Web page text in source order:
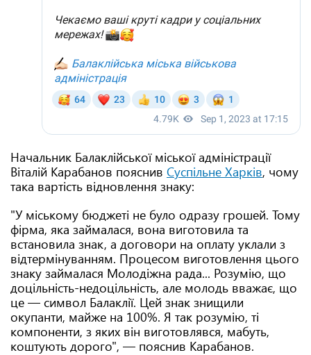
Начальник Балаклійської міської адміністрації
Віталій Карабанов пояснив Суспільне Харків, чому
така вартість відновлення знаку:
"У міському бюджеті не було одразу грошей. Тому
фірма, яка займалася, вона виготовила та
встановила знак, а договори на оплату уклали з
відтермінуванням. Процесом виготовлення цього
знаку займалася Молодіжна рада... Розумію, що
доцільність-недоцільність, але молодь вважає, що
це — символ Балаклії. Цей знак знищили
окупанти, майже на 100%. Я так розумію, ті
компоненти, з яких він виготовлявся, мабуть,
коштують дорого", — пояснив Карабанов.